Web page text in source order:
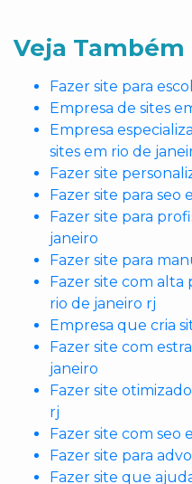
Veja Também
Fazer site para
Empresa de sites
Empresa
sites em rio de
Fazer site
Fazer site para seo
Fazer site para
janeiro
Fazer site para
Fazer site com
rio de janeiro rj
Empresa que cria
Fazer site com
janeiro
Fazer site
rj
Fazer site com seo
Fazer site para
Fazer site que